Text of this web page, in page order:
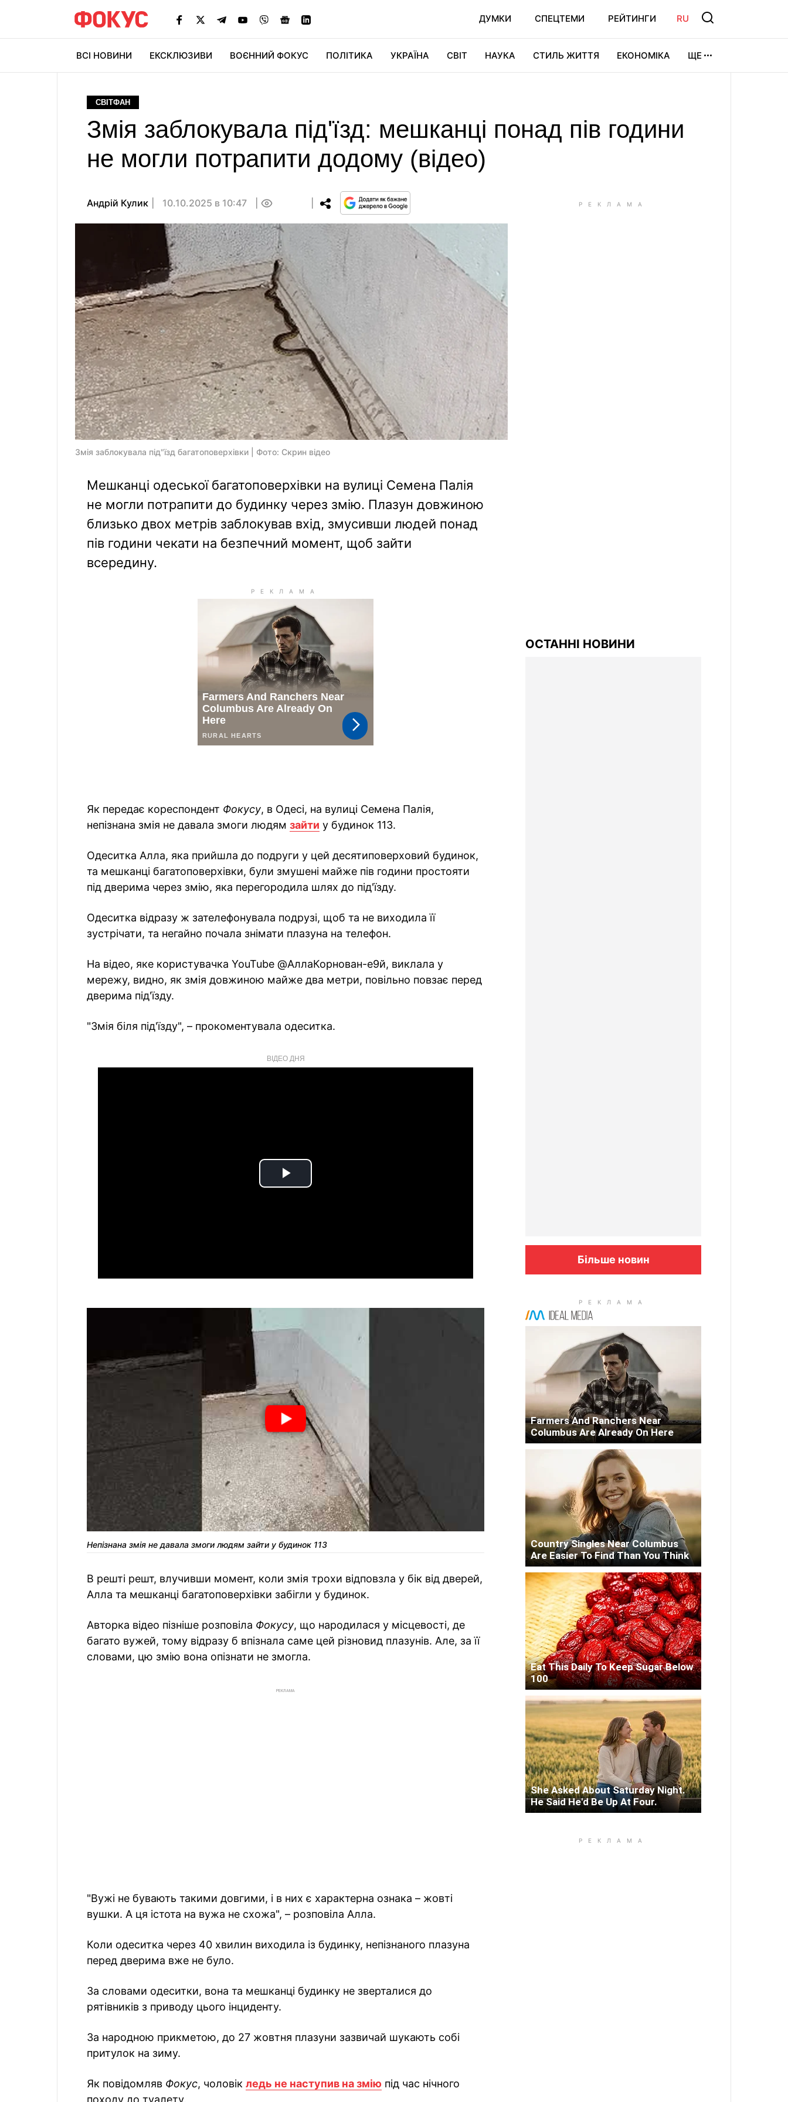
ДУМКИ СПЕЦТЕМИ РЕЙТИНГИ RU
ВСІ НОВИНИ ЕКСКЛЮЗИВИ ВОЄННИЙ ФОКУС ПОЛІТИКА УКРАЇНА СВІТ НАУКА СТИЛЬ ЖИТТЯ ЕКОНОМІКА ЩЕ
СВІТФАН
Змія заблокувала під'їзд: мешканці понад пів години
не могли потрапити додому (відео)
Андрій Кулик 10.10.2025 в 10:47
Змія заблокувала під"їзд багатоповерхівки | Фото: Скрин відео
Мешканці одеської багатоповерхівки на вулиці Семена Палія
не могли потрапити до будинку через змію. Плазун довжиною
близько двох метрів заблокував вхід, змусивши людей понад
пів години чекати на безпечний момент, щоб зайти
всередину.
Як передає кореспондент Фокусу, в Одесі, на вулиці Семена Палія,
непізнана змія не давала змоги людям зайти у будинок 113.
Одеситка Алла, яка прийшла до подруги у цей десятиповерховий будинок,
та мешканці багатоповерхівки, були змушені майже пів години простояти
під дверима через змію, яка перегородила шлях до під'їзду.
Одеситка відразу ж зателефонувала подрузі, щоб та не виходила її
зустрічати, та негайно почала знімати плазуна на телефон.
На відео, яке користувачка YouTube @АллаКорнован-е9й, виклала у
мережу, видно, як змія довжиною майже два метри, повільно повзає перед
дверима під'їзду.
"Змія біля під'їзду", – прокоментувала одеситка.
ВІДЕО ДНЯ
Play
Непізнана змія не давала змоги людям зайти у будинок 113
В решті решт, влучивши момент, коли змія трохи відповзла у бік від дверей,
Алла та мешканці багатоповерхівки забігли у будинок.
Авторка відео пізніше розповіла Фокусу, що народилася у місцевості, де
багато вужей, тому відразу б впізнала саме цей різновид плазунів. Але, за її
словами, цю змію вона опізнати не змогла.
РЕКЛАМА
"Вужі не бувають такими довгими, і в них є характерна ознака – жовті
вушки. А ця істота на вужа не схожа", – розповіла Алла.
Коли одеситка через 40 хвилин виходила із будинку, непізнаного плазуна
перед дверима вже не було.
За словами одеситки, вона та мешканці будинку не зверталися до
рятівників з приводу цього інциденту.
За народною прикметою, до 27 жовтня плазуни зазвичай шукають собі
притулок на зиму.
Як повідомляв Фокус, чоловік ледь не наступив на змію під час нічного
ОСТАННІ НОВИНИ
Більше новин
Farmers And Ranchers Near
Columbus Are Already On Here
Country Singles Near Columbus
Are Easier To Find Than You Think
Eat This Daily To Keep Sugar Below
100
She Asked About Saturday Night.
He Said He'd Be Up At Four.